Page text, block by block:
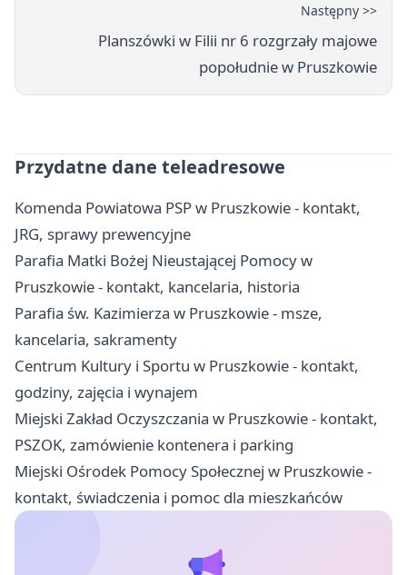
Następny >>
Planszówki w Filii nr 6 rozgrzały majowe
popołudnie w Pruszkowie
Przydatne dane teleadresowe
Komenda Powiatowa PSP w Pruszkowie - kontakt,
JRG, sprawy prewencyjne
Parafia Matki Bożej Nieustającej Pomocy w
Pruszkowie - kontakt, kancelaria, historia
Parafia św. Kazimierza w Pruszkowie - msze,
kancelaria, sakramenty
Centrum Kultury i Sportu w Pruszkowie - kontakt,
godziny, zajęcia i wynajem
Miejski Zakład Oczyszczania w Pruszkowie - kontakt,
PSZOK, zamówienie kontenera i parking
Miejski Ośrodek Pomocy Społecznej w Pruszkowie -
kontakt, świadczenia i pomoc dla mieszkańców